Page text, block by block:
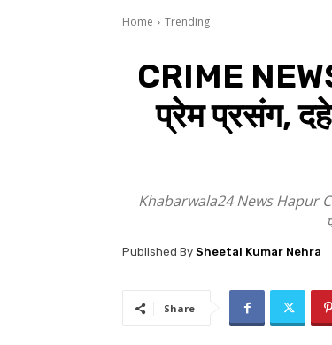
Home Trending
CRIME
प्रेम प्रसंग,
Khabarwala24 News Hapur
Published By Sheetal Kumar Nehra
Share